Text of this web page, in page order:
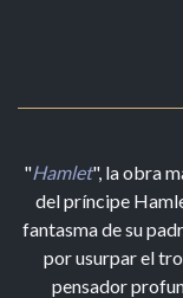
"Hamlet", la obra
del príncipe
fantasma de su
por usurpar el
pensador